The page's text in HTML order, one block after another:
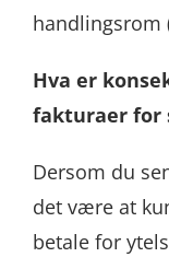
handlingsrom
Hva er
fakturaer for
Dersom du
det være at
betale for